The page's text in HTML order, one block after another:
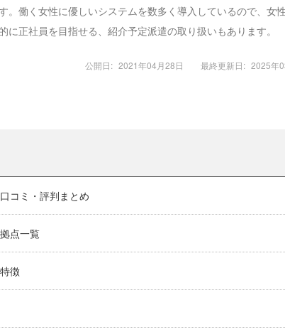
。働く女性に優しいシステムを数多く導入しているので、女
に正社員を目指せる、紹介予定派遣の取り扱いもあります。
公開日: 2021年04月28日 最終更新日: 2025年
コミ・評判まとめ
点一覧
徴